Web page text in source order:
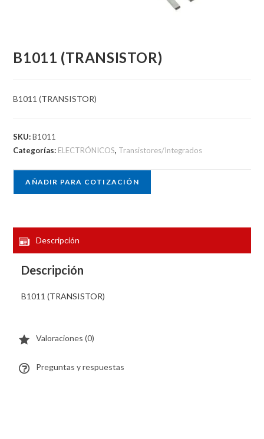
B1011 (TRANSISTOR)
B1011 (TRANSISTOR)
SKU:B1011
Categorías: ELECTRÓNICOS, Transistores/Integrados
AÑADIR PARA COTIZACIÓN
Descripción
Descripción
B1011 (TRANSISTOR)
Valoraciones (0)
Preguntas y respuestas